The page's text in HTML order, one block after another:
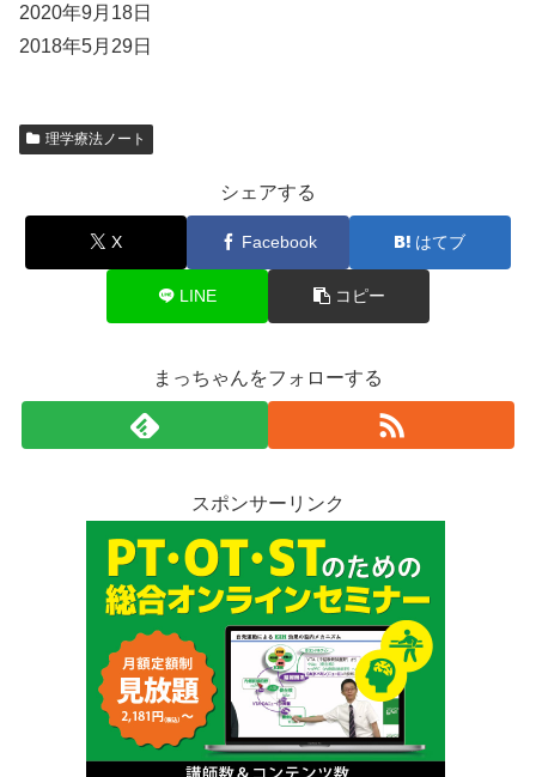
2020年9月18日
2018年5月29日
理学療法ノート
シェアする
X Facebook はてブ
LINE コピー
まっちゃんをフォローする
スポンサーリンク